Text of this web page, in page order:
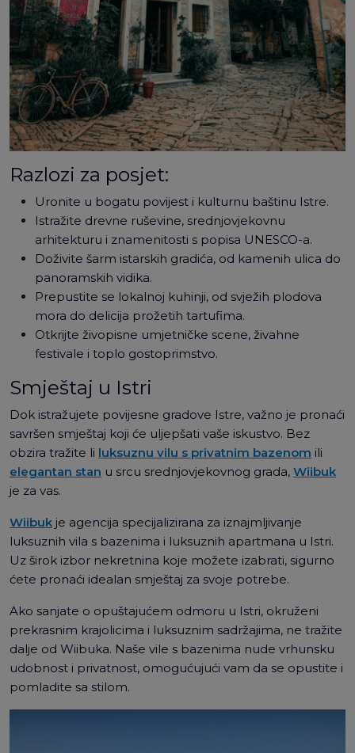
Razlozi za posjet:
Uronite u bogatu povijest i kulturnu baštinu Istre.
Istražite drevne ruševine, srednjovjekovnu
arhitekturu i znamenitosti s popisa UNESCO-a.
Doživite šarm istarskih gradića, od kamenih ulica do
panoramskih vidika.
Prepustite se lokalnoj kuhinji, od svježih plodova
mora do delicija prožetih tartufima.
Otkrijte živopisne umjetničke scene, živahne
festivale i toplo gostoprimstvo.
Smještaj u Istri
Dok istražujete povijesne gradove Istre, važno je pronaći
savršen smještaj koji će uljepšati vaše iskustvo. Bez
obzira tražite li luksuznu vilu s privatnim bazenom ili
elegantan stan u srcu srednjovjekovnog grada, Wiibuk
je za vas.
Wiibuk je agencija specijalizirana za iznajmljivanje
luksuznih vila s bazenima i luksuznih apartmana u Istri.
Uz širok izbor nekretnina koje možete izabrati, sigurno
ćete pronaći idealan smještaj za svoje potrebe.
Ako sanjate o opuštajućem odmoru u Istri, okruženi
prekrasnim krajolicima i luksuznim sadržajima, ne tražite
dalje od Wiibuka. Naše vile s bazenima nude vrhunsku
udobnost i privatnost, omogućujući vam da se opustite i
pomladite sa stilom.